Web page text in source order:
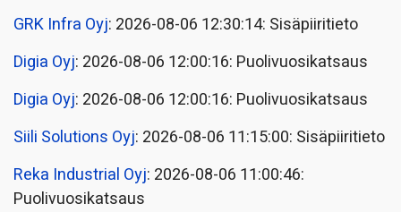
GRK Infra Oyj: 2026-08-06 12:30:14: Sisäpiiritieto
Digia Oyj: 2026-08-06 12:00:16: Puolivuosikatsaus
Digia Oyj: 2026-08-06 12:00:16: Puolivuosikatsaus
Siili Solutions Oyj: 2026-08-06 11:15:00: Sisäpiiritieto
Reka Industrial Oyj: 2026-08-06 11:00:46:
Puolivuosikatsaus